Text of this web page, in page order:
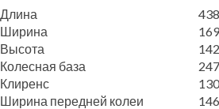
Длина
Ширина
Высота
Колесная база
Клиренс
130
Ширина передней колеи